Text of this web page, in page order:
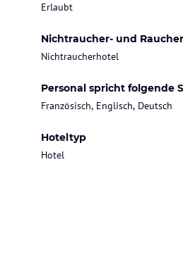
Erlaubt
Nichtraucher- und
Nichtraucherhotel
Personal spricht folgende
Französisch, Englisch, Deutsch
Hoteltyp
Hotel